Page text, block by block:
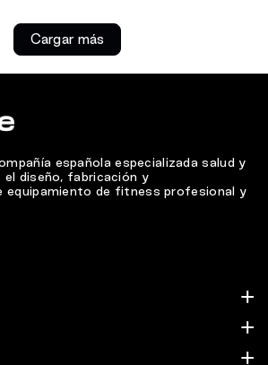
Cargar más
española especializada salud y
diseño, fabricación y
equipamiento de fitness profesional y